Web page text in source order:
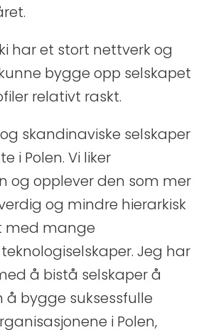
har et stort nettverk og
bygge opp selskapet
relativt raskt.
skandinaviske selskaper
i Polen. Vi liker
og opplever den som mer
og mindre hierarkisk
med mange
Jeg har
å bistå selskaper å
å bygge suksessfulle
i Polen,